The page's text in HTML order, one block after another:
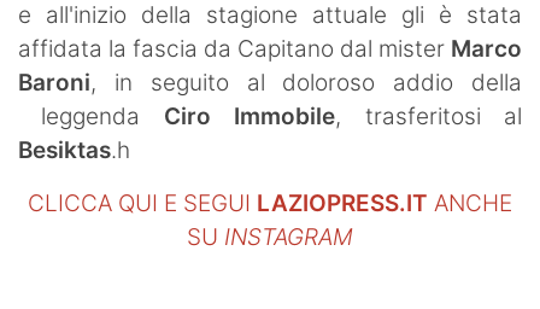
e all'inizio della stagione attuale gli è stata
affidata la fascia da Capitano dal mister Marco
Baroni, in seguito al doloroso addio della
leggenda Ciro Immobile, trasferitosi al
Besiktas.h
CLICCA QUI E SEGUI LAZIOPRESS.IT ANCHE
SU INSTAGRAM